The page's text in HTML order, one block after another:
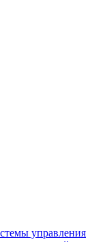
управления